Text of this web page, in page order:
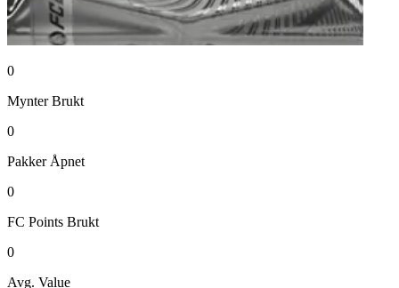
0
Mynter Brukt
0
Pakker Åpnet
0
FC Points Brukt
0
Avg. Value